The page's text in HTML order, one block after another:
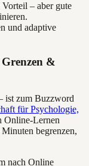
– aber gute
und adaptive
&
ist zum Buzzword
für Psychologie,
Online-Lernen
begrenzen,